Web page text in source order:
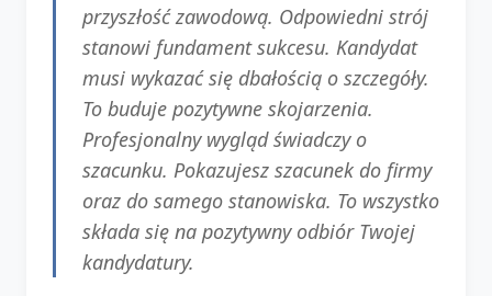
przyszłość zawodową. Odpowiedni strój
stanowi fundament sukcesu. Kandydat
musi wykazać się dbałością o szczegóły.
To buduje pozytywne skojarzenia.
Profesjonalny wygląd świadczy o
szacunku. Pokazujesz szacunek do firmy
oraz do samego stanowiska. To wszystko
składa się na pozytywny odbiór Twojej
kandydatury.